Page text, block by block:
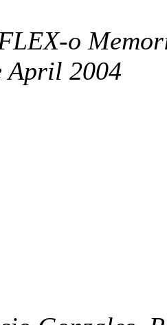
o
April 2004